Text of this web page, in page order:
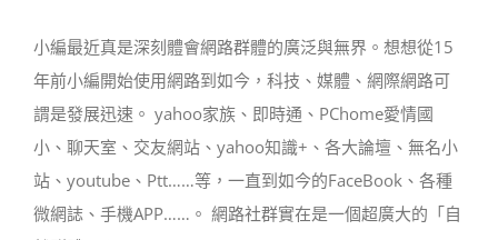
小編最近真是深刻體會網路群體的廣泛與無界。想想從15
年前小編開始使用網路到如今，科技、媒體、網際網路可
謂是發展迅速。 yahoo家族、即時通、PChome愛情國
小、聊天室、交友網站、yahoo知識+、各大論壇、無名小
站、youtube、Ptt……等，一直到如今的FaceBook、各種
微網誌、手機APP……。 網路社群實在是一個超廣大的「自